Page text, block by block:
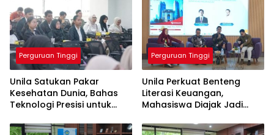
Perguruan Tinggi
Unila Satukan Pakar
Kesehatan Dunia, Bahas
Teknologi Presisi untuk
Medis
Perguruan Tinggi
Unila Perkuat Benteng
Literasi Keuangan,
Mahasiswa Diajak Jadi